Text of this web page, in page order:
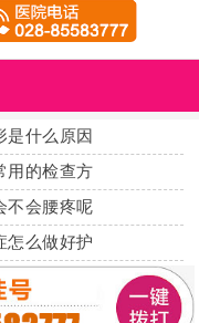
是什么原因
用的检查方
不会腰疼呢
怎么做好护